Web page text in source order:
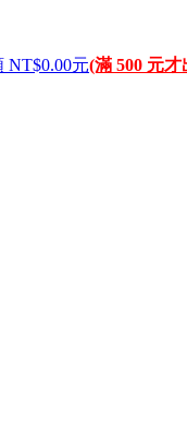
NT$0.00元(滿 500 元才